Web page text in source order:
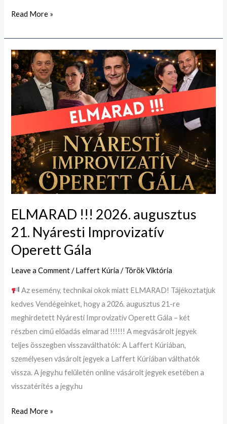
Read More »
ELMARAD !!! 2026. augusztus
21. Nyáresti Improvizatív
Operett Gála
Leave a Comment /Laffert Kúria /Török Viktória
Az esemény, technikai okok miatt ELMARAD! Tájékoztatjuk
kedves Vendégeinket, hogy a 2026. augusztus 21-re
meghirdetett Nyáresti Improvizatív Operett Gála – két
részben című előadás elmarad !!!!!! A megvásárolt jegyek
teljes összegben visszaválthatók: A Laffert Kúriában,
személyesen vásárolt jegyek a Laffert Kúriában válthatók
vissza. A jegy.hu felületén online vásárolt jegyek esetében a
visszatérítés a jegy.hu
ELMARAD
!!!
2026.
augusztus
21.
Improvizatív
Operett
Gála
Read More »